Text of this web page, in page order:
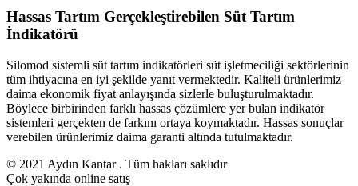
Hassas Tartım Gerçekleştirebilen Süt Tartım
İndikatörü
Silomod sistemli süt tartım indikatörleri süt işletmeciliği sektörlerinin
tüm ihtiyacına en iyi şekilde yanıt vermektedir. Kaliteli ürünlerimiz
daima ekonomik fiyat anlayışında sizlerle buluşturulmaktadır.
Böylece birbirinden farklı hassas çözümlere yer bulan indikatör
sistemleri gerçekten de farkını ortaya koymaktadır. Hassas sonuçlar
verebilen ürünlerimiz daima garanti altında tutulmaktadır.
© 2021 Aydın Kantar . Tüm hakları saklıdır
Çok yakında online satış